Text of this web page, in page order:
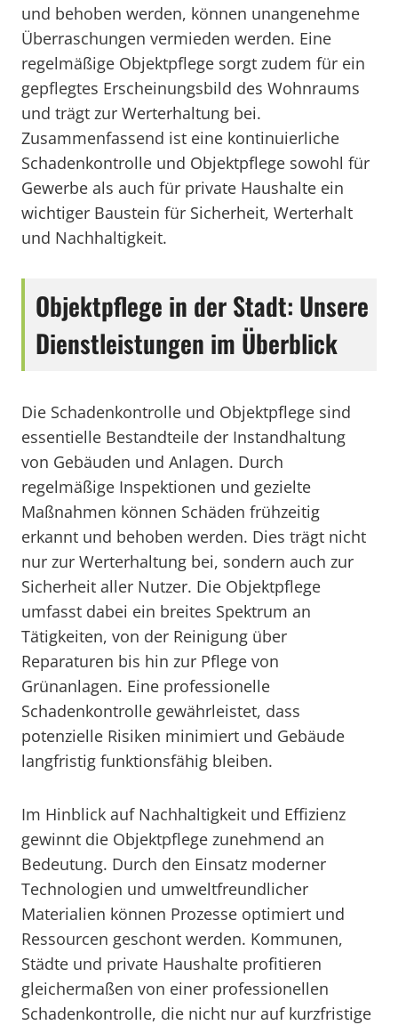
und behoben werden, können unangenehme
Überraschungen vermieden werden. Eine
regelmäßige Objektpflege sorgt zudem für ein
gepflegtes Erscheinungsbild des Wohnraums
und trägt zur Werterhaltung bei.
Zusammenfassend ist eine kontinuierliche
Schadenkontrolle und Objektpflege sowohl für
Gewerbe als auch für private Haushalte ein
wichtiger Baustein für Sicherheit, Werterhalt
und Nachhaltigkeit.
Objektpflege in der Stadt: Unsere
Dienstleistungen im Überblick
Die Schadenkontrolle und Objektpflege sind
essentielle Bestandteile der Instandhaltung
von Gebäuden und Anlagen. Durch
regelmäßige Inspektionen und gezielte
Maßnahmen können Schäden frühzeitig
erkannt und behoben werden. Dies trägt nicht
nur zur Werterhaltung bei, sondern auch zur
Sicherheit aller Nutzer. Die Objektpflege
umfasst dabei ein breites Spektrum an
Tätigkeiten, von der Reinigung über
Reparaturen bis hin zur Pflege von
Grünanlagen. Eine professionelle
Schadenkontrolle gewährleistet, dass
potenzielle Risiken minimiert und Gebäude
langfristig funktionsfähig bleiben.
Im Hinblick auf Nachhaltigkeit und Effizienz
gewinnt die Objektpflege zunehmend an
Bedeutung. Durch den Einsatz moderner
Technologien und umweltfreundlicher
Materialien können Prozesse optimiert und
Ressourcen geschont werden. Kommunen,
Städte und private Haushalte profitieren
gleichermaßen von einer professionellen
Schadenkontrolle, die nicht nur auf kurzfristige